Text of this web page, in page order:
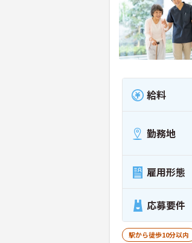
給料
勤務地
雇用形態
応募要件
駅から徒歩10分以内